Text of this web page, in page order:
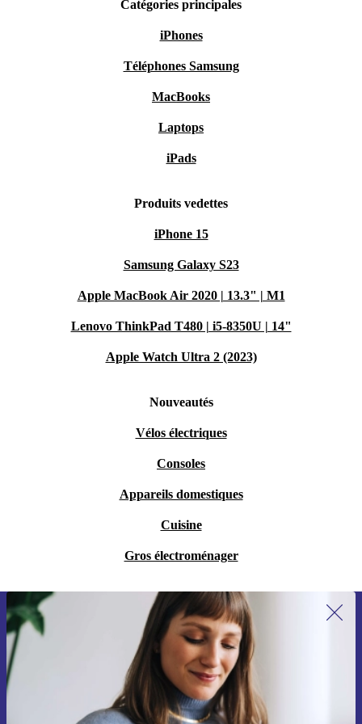
Catégories principales
iPhones
Téléphones Samsung
MacBooks
Laptops
iPads
Produits vedettes
iPhone 15
Samsung Galaxy S23
Apple MacBook Air 2020 | 13.3" | M1
Lenovo ThinkPad T480 | i5-8350U | 14"
Apple Watch Ultra 2 (2023)
Nouveautés
Vélos électriques
Consoles
Appareils domestiques
Cuisine
Gros électroménager
Recevoir offres et infos de refurbed
par mail
Ne manquez plus aucune offre.